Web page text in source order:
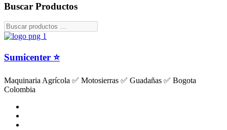
Buscar Productos
Sumicenter ⭐
Maquinaria Agrícola ✅ Motosierras ✅ Guadañas ✅ Bogota
Colombia